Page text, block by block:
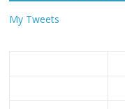
My Tweets